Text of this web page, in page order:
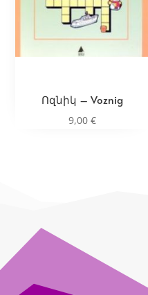
Ոզնիկ – Voznig
9,00€